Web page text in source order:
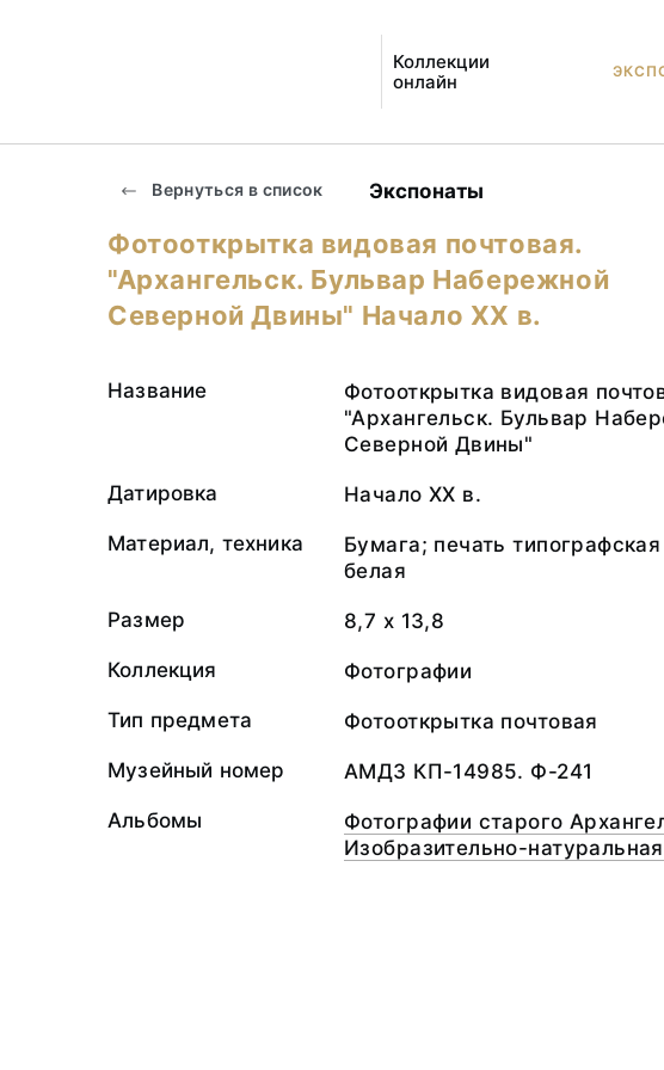
Коллекции
онлайн
Вернуться в список Экспонаты
Фотооткрытка видовая почтовая.
"Архангельск. Бульвар Набережной
Северной Двины" Начало ХХ в.
Название
Фотооткрытка видовая
"Архангельск. Бульвар
Северной Двины"
Датировка Начало ХХ в.
Материал, техника
Бумага; печать
белая
Размер 8,7 х 13,8
Коллекция Фотографии
Тип предмета Фотооткрытка почтовая
Музейный номер АМДЗ КП-14985. Ф-241
Альбомы
Фотографии старого
Изобразительно-